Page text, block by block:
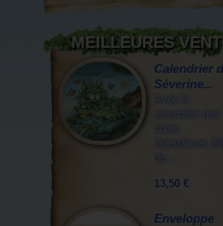
MEILLEURES
Calendrier
Séverine...
Avec le
calendrier des
chats
légendaires
de...
13,50 €
Enveloppe